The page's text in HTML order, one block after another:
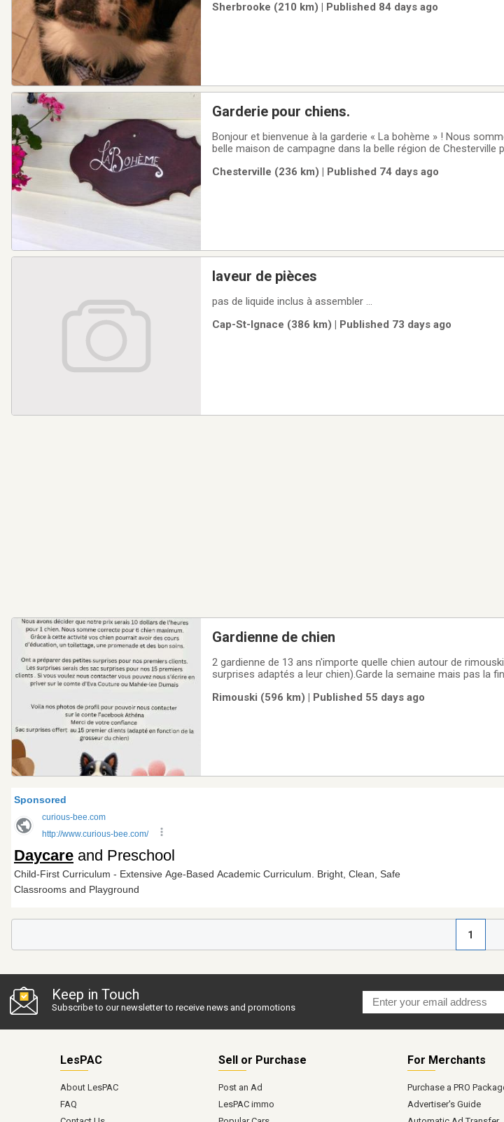
de confier votre chien.si
Sherbrooke (210 km) | Published 84 days ago
Garderie pour chiens.
Bonjour et bienvenue à la garderie « La bohème » ! Nous
belle maison de campagne dans la belle région de Chesterville
durant leur séjour! Nous avons un bel
Chesterville (236 km) | Published 74 days ago
laveur de pièces
pas de liquide inclus à assembler ...
Cap-St-Ignace (386 km) | Published 73 days ago
Gardienne de chien
2 gardienne de 13 ans n'importe quelle chien autour de
surprises adaptés a leur chien).Garde la semaine mais pas la
Rimouski (596 km) | Published 55 days ago
1
Keep in Touch
Subscribe to our newsletter to receive news and promotions
LesPAC
About LesPAC
FAQ
Sell or Purchase
Post an Ad
LesPAC immo
For Merchants
Purchase a PRO
Advertiser's Guide